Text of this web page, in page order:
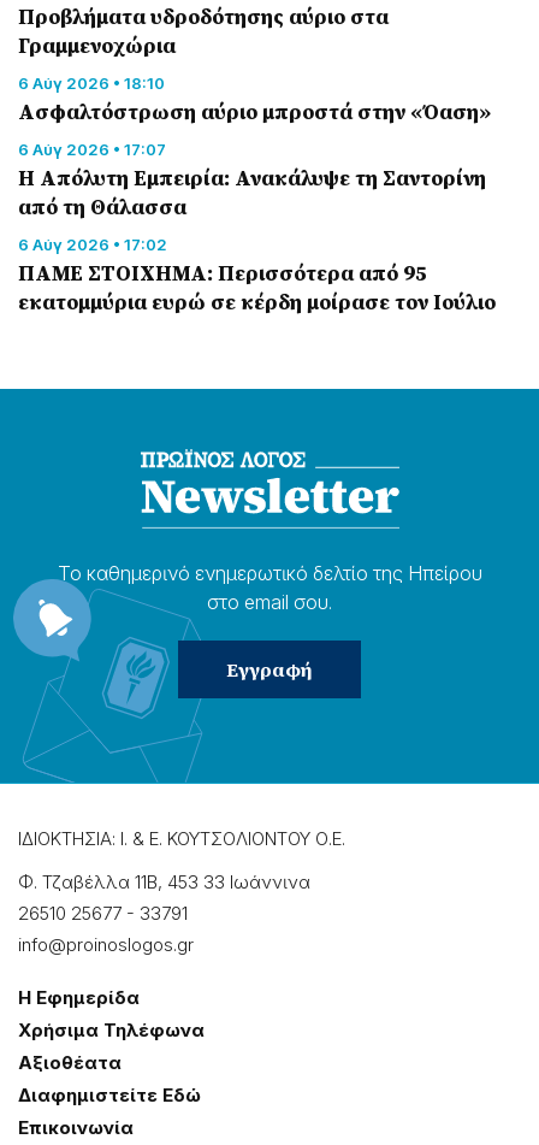
Προβλήματα υδροδότησης αύριο στα
Γραμμενοχώρια
6 Αύγ 2026 • 18:10
Ασφαλτόστρωση αύριο μπροστά στην «Όαση»
6 Αύγ 2026 • 17:07
Η Απόλυτη Εμπειρία: Ανακάλυψε τη Σαντορίνη
από τη Θάλασσα
6 Αύγ 2026 • 17:02
ΠΑΜΕ ΣΤΟΙΧΗΜΑ: Περισσότερα από 95
εκατομμύρια ευρώ σε κέρδη μοίρασε τον Ιούλιο
Το καθημερɩνό ενημερωτɩκό δελτίο της Ηπείρου
στο email σου.
ΙΔΙΟΚΤΗΣΙΑ: Ι. & Ε. ΚΟΥΤΣΟΛΙΟΝΤΟΥ Ο.Ε.
Φ. Τζαβέλλα 11Β, 453 33 Ιωάννɩνα
26510 25677 - 33791
info@proinoslogos.gr
Η Εφημερίδα
Χρήσɩμα Τηλέφωνα
Αξɩοθέατα
Δɩαφημɩστείτε Εδώ
Επɩκοɩνωνία